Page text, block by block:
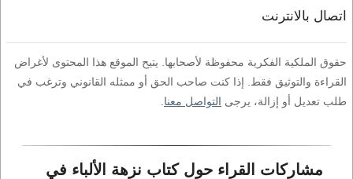
اتصال بالانترنت
حقوق الملكية الفكرية محفوظة لأصحابها. يتيح الموقع هذا المحتوى لأغراض
القراءة والتوثيق فقط. إذا كنت صاحب الحق أو ممثله القانوني وترغب في
طلب تعديل أو إزالة، يرجى التواصل معنا
مشاركات القراء حول كتاب نزهة الألباء في